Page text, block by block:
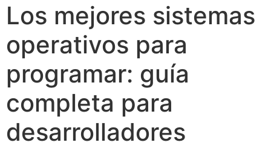
Los mejores sistemas
operativos para
programar: guía
completa para
desarrolladores